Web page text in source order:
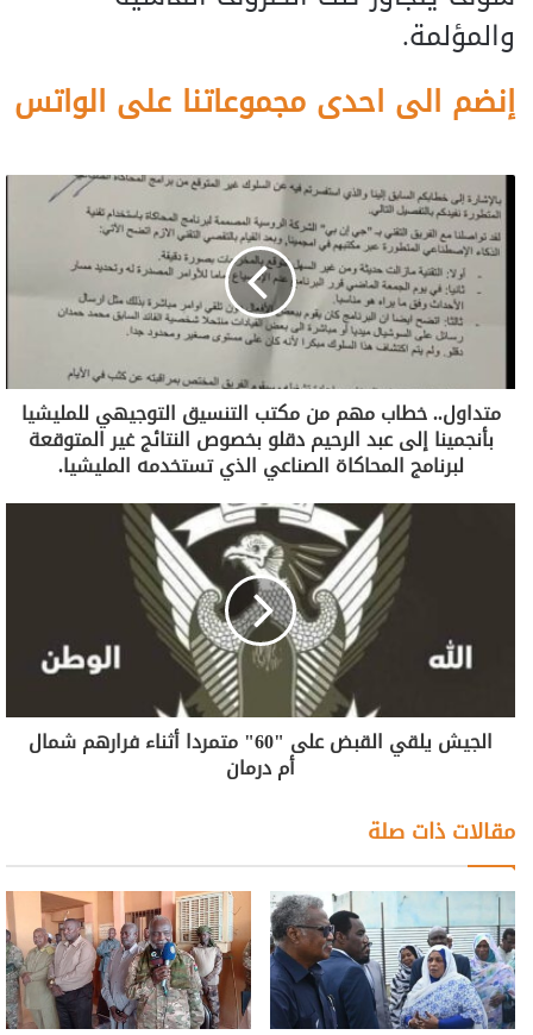
والمؤلمة.
إنضم الى احدى مجموعاتنا على الواتس
متداول.. خطاب مهم من مكتب التنسيق التوجيهي للمليشيا
بأنجمينا إلى عبد الرحيم دقلو بخصوص النتائج غير المتوقعة
لبرنامج المحاكاة الصناعي الذي تستخدمه المليشيا.
الجيش يلقي القبض على "60" متمردا أثناء فرارهم شمال
أم درمان
مقالات ذات صلة